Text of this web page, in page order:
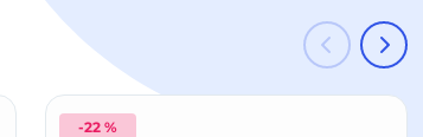
-22 %